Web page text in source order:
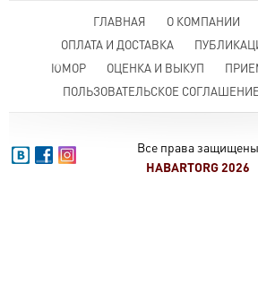
ГЛАВНАЯ О КОМПАНИИ
ОПЛАТА И ДОСТАВКА
ЮМОР
ОЦЕНКА И ВЫКУП
ПОЛЬЗОВАТЕЛЬСКОЕ СОГЛАШЕНИЕ
Все права защищены
HABARTORG 2026